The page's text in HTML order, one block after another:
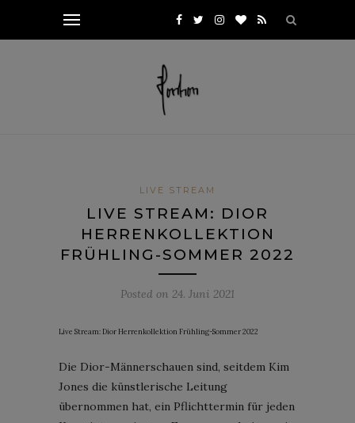
LIVE STREAM
LIVE STREAM: DIOR
HERRENKOLLEKTION
FRÜHLING-SOMMER 2022
Posted on 24. Juni 2021
Live Stream: Dior Herrenkollektion Frühling-Sommer 2022
Die Dior-Männerschauen sind, seitdem Kim
Jones die künstlerische Leitung
übernommen hat, ein Pflichttermin für jeden